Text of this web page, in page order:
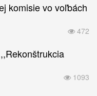
komisie vo voľbách
472
1093